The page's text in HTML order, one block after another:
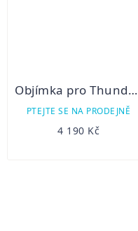
Objímka pro Thunder (pro puškohledy o vnějším průměru 47-51mm)
PTEJTE SE NA PRODEJNĚ
4 190 Kč